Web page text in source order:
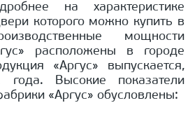
на характеристике
которого можно купить в
мощности
расположены в городе
«Аргус» выпускается,
Высокие показатели
«Аргус» обусловлены: